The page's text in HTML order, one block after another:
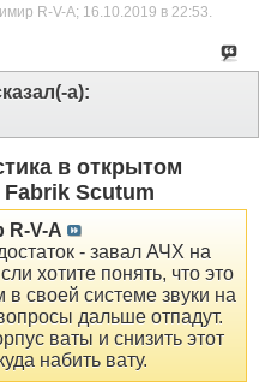
R-V-A; 16.10.2019 в 22:53
а):
в открытом
Scutum
R-V-A
- завал АЧХ на
хотите понять, что это
в своей системе звуки на
дальше отпадут.
ваты и снизить этот
набить вату.